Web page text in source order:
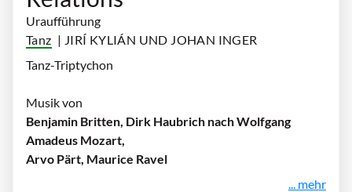
Uraufführung
Tanz | JIRÍ KYLIÁN UND JOHAN INGER
Tanz-Triptychon
Musik von
Benjamin Britten, Dirk Haubrich nach Wolfgang
Amadeus Mozart,
Arvo Pärt, Maurice Ravel
... mehr